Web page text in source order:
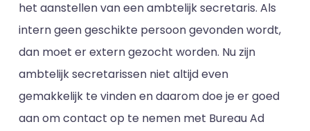
het aanstellen van een ambtelijk secretaris. Als
intern geen geschikte persoon gevonden wordt,
dan moet er extern gezocht worden. Nu zijn
ambtelijk secretarissen niet altijd even
gemakkelijk te vinden en daarom doe je er goed
aan om contact op te nemen met Bureau Ad